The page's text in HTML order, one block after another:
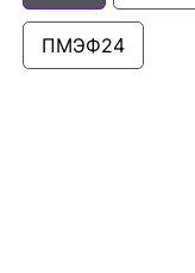
ПМЭФ24